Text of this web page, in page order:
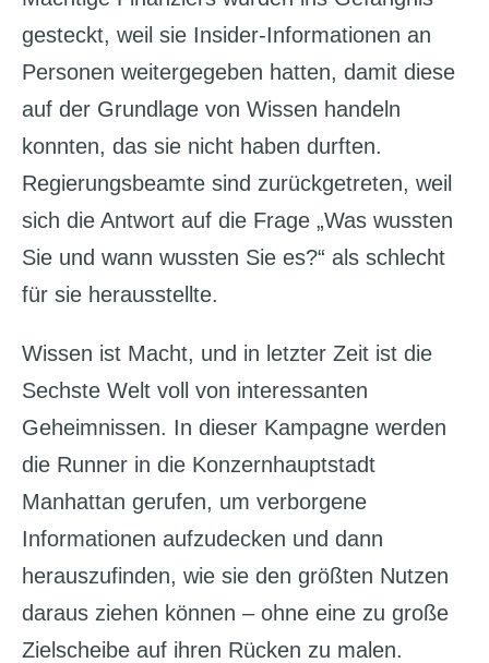
gesteckt, weil sie Insider-Informationen an
Personen weitergegeben hatten, damit diese
auf der Grundlage von Wissen handeln
konnten, das sie nicht haben durften.
Regierungsbeamte sind zurückgetreten, weil
sich die Antwort auf die Frage „Was wussten
Sie und wann wussten Sie es?“ als schlecht
für sie herausstellte.
Wissen ist Macht, und in letzter Zeit ist die
Sechste Welt voll von interessanten
Geheimnissen. In dieser Kampagne werden
die Runner in die Konzernhauptstadt
Manhattan gerufen, um verborgene
Informationen aufzudecken und dann
herauszufinden, wie sie den größten Nutzen
daraus ziehen können – ohne eine zu große
Zielscheibe auf ihren Rücken zu malen.